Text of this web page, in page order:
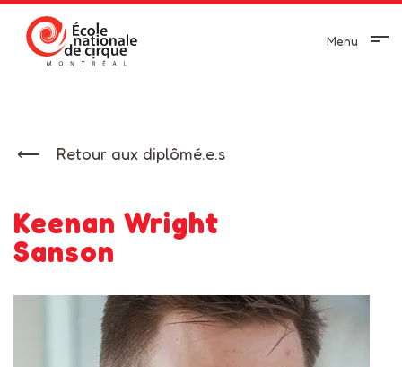
Menu
Retour aux diplômé.e.s
Keenan Wright
Sanson